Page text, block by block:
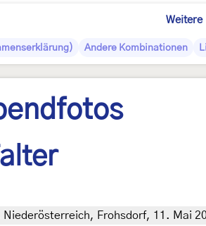
Weitere
Andere Kombinationen
Niederösterreich, Frohsdorf, 11. Mai